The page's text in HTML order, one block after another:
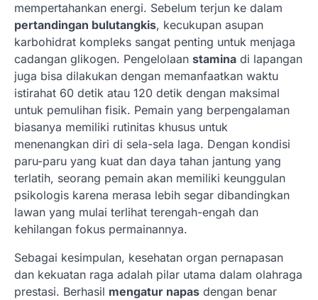
mempertahankan energi. Sebelum terjun ke dalam
pertandingan bulutangkis, kecukupan asupan
karbohidrat kompleks sangat penting untuk menjaga
cadangan glikogen. Pengelolaan stamina di lapangan
juga bisa dilakukan dengan memanfaatkan waktu
istirahat 60 detik atau 120 detik dengan maksimal
untuk pemulihan fisik. Pemain yang berpengalaman
biasanya memiliki rutinitas khusus untuk
menenangkan diri di sela-sela laga. Dengan kondisi
paru-paru yang kuat dan daya tahan jantung yang
terlatih, seorang pemain akan memiliki keunggulan
psikologis karena merasa lebih segar dibandingkan
lawan yang mulai terlihat terengah-engah dan
kehilangan fokus permainannya.
Sebagai kesimpulan, kesehatan organ pernapasan
dan kekuatan raga adalah pilar utama dalam olahraga
prestasi. Berhasil mengatur napas dengan benar